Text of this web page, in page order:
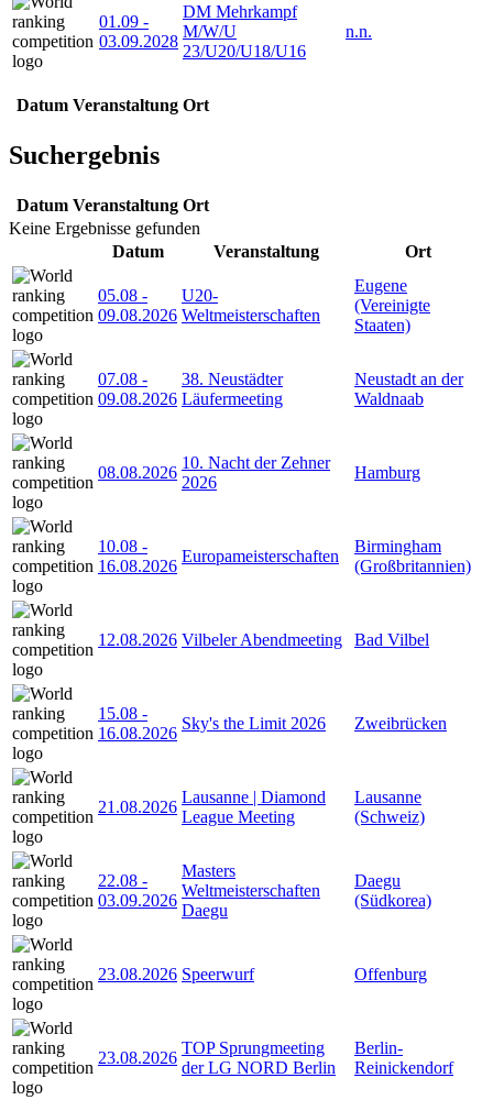
01.09 -
03.09.2028
DM Mehrkampf
M/W/U
23/U20/U18/U16
n.n.
Datum Veranstaltung Ort
Suchergebnis
Datum Veranstaltung Ort
Keine Ergebnisse gefunden
Datum
Veranstaltung Ort
05.08 -
09.08.2026
U20-
Weltmeisterschaften
Eugene
(Vereinigte
Staaten)
07.08 -
09.08.2026
38. Neustädter
Läufermeeting
Neustadt an der
Waldnaab
08.08.2026
10. Nacht der Zehner
2026
Hamburg
10.08 -
16.08.2026
Europameisterschaften
Birmingham
(Großbritannien)
12.08.2026 Vilbeler Abendmeeting Bad Vilbel
15.08 -
16.08.2026
Sky's the Limit 2026 Zweibrücken
21.08.2026
Lausanne | Diamond
League Meeting
Lausanne
(Schweiz)
22.08 -
03.09.2026
Masters
Weltmeisterschaften
Daegu
Daegu
(Südkorea)
23.08.2026 Speerwurf Offenburg
23.08.2026
TOP Sprungmeeting
der LG NORD Berlin
Berlin-
Reinickendorf